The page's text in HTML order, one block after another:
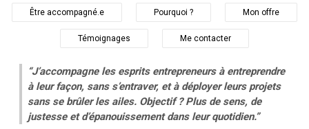
Être accompagné.e Pourquoi ? Mon offre
Témoignages Me contacter
“J’accompagne les esprits entrepreneurs à entreprendre
à leur façon, sans s’entraver, et à déployer leurs projets
sans se brûler les ailes. Objectif ? Plus de sens, de
justesse et d’épanouissement dans leur quotidien.”